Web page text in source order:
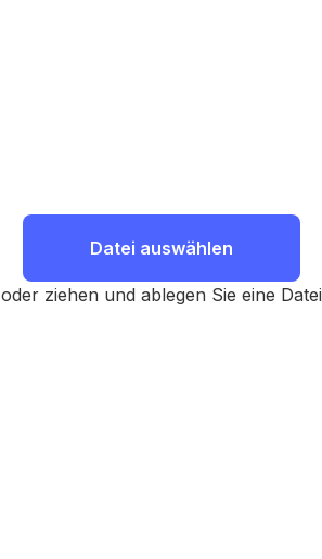
Datei auswählen
oder ziehen und ablegen Sie eine Datei